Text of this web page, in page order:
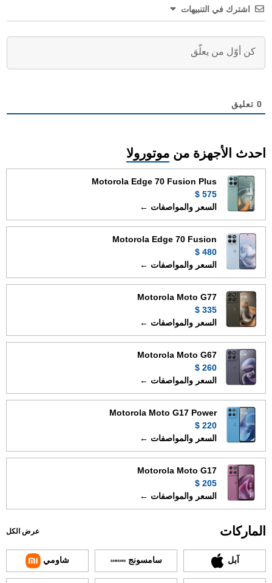
اشترك في التنبيهات
0 تعليق
احدث الأجهزة من موتورولا
Motorola Edge 70 Fusion Plus
575 $
السعر والمواصفات ←
Motorola Edge 70 Fusion
480 $
السعر والمواصفات ←
Motorola Moto G77
335 $
السعر والمواصفات ←
Motorola Moto G67
260 $
السعر والمواصفات ←
Motorola Moto G17 Power
220 $
السعر والمواصفات ←
Motorola Moto G17
205 $
السعر والمواصفات ←
الماركات عرض الكل
آبل سامسونج شاومي